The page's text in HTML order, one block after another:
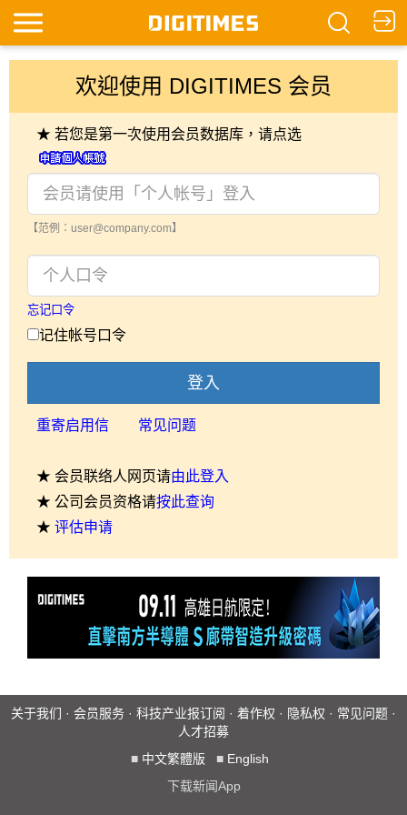
欢迎使用 DIGITIMES 会员
★ 若您是第一次使用会员数据库，请点选
【范例：user@company.com】
忘记口令
记住帐号口令
登入
重寄启用信 常见问题
★ 会员联络人网页请由此登入
★ 公司会员资格请按此查询
★ 评估申请
关于我们 · 会员服务 · 科技产业报订阅 · 着作权 · 隐私权 · 常见问题 ·
人才招募
■ 中文繁體版 ■ English
下载新闻App